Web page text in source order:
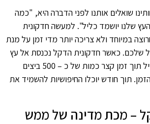
שואלים אותנו לפני הדברה היא, "כמה
שלנו יושמד כליל". למעשה חדקונית
במיוחד ולא צריכה יותר מדי זמן על מנת
שלכם. כאשר חדקונית הדקל נכנסת אל עץ
דקל היא דואגת להטיל תוך זמן קצר כמות של כ – 500 ביצים
תוך חודש יוכלו החיפושיות להשמיד את
– מכת מדינה של ממש